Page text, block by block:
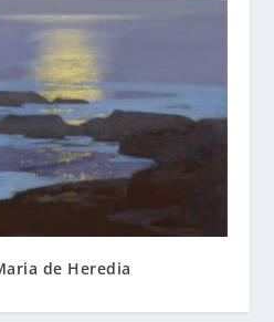
de Heredia